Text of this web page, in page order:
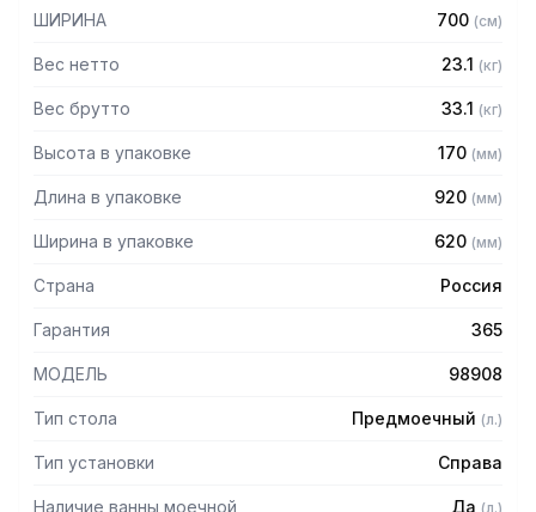
толщиной 1 мм
стали марки AISI 430 толщиной 1,2 мм
0,8 мм
— Стол поставляется в собранном виде.
ШИРИНА 700 (см)
Вес нетто 23.1 (кг)
Вес брутто 33.1 (кг)
Высота в упаковке 170 (мм)
Длина в упаковке 920 (мм)
Ширина в упаковке 620 (мм)
Страна Россия
Гарантия 365
МОДЕЛЬ 98908
Тип стола Предмоечный (л.)
Тип установки Справа
Наличие ванны моечной Да (л.)